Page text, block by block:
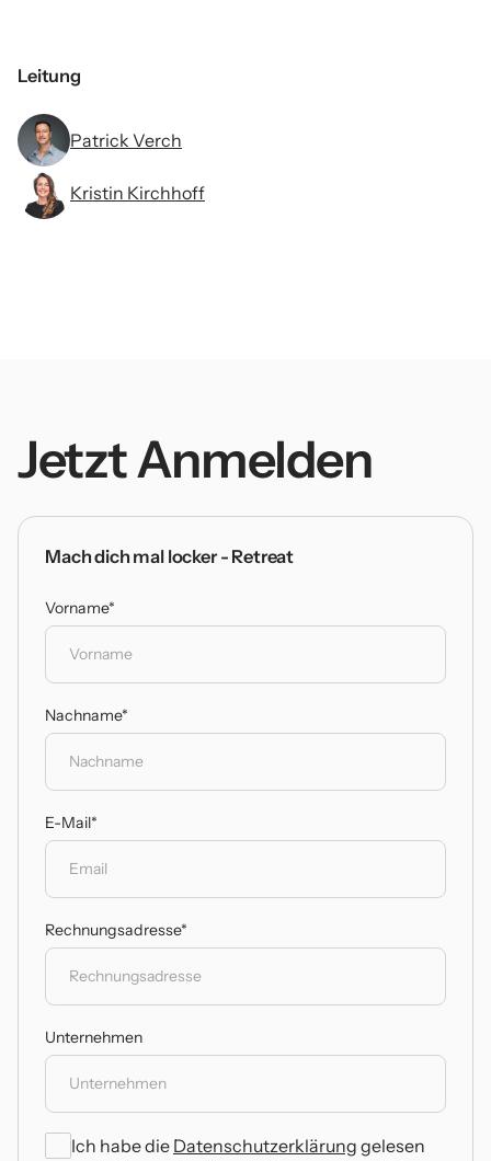
Leitung
Patrick Verch
Kristin Kirchhoff
Jetzt Anmelden
Mach dich mal locker - Retreat
Vorname*
Nachname*
E-Mail*
Rechnungsadresse*
Unternehmen
Ich habe die Datenschutzerklärung gelesen